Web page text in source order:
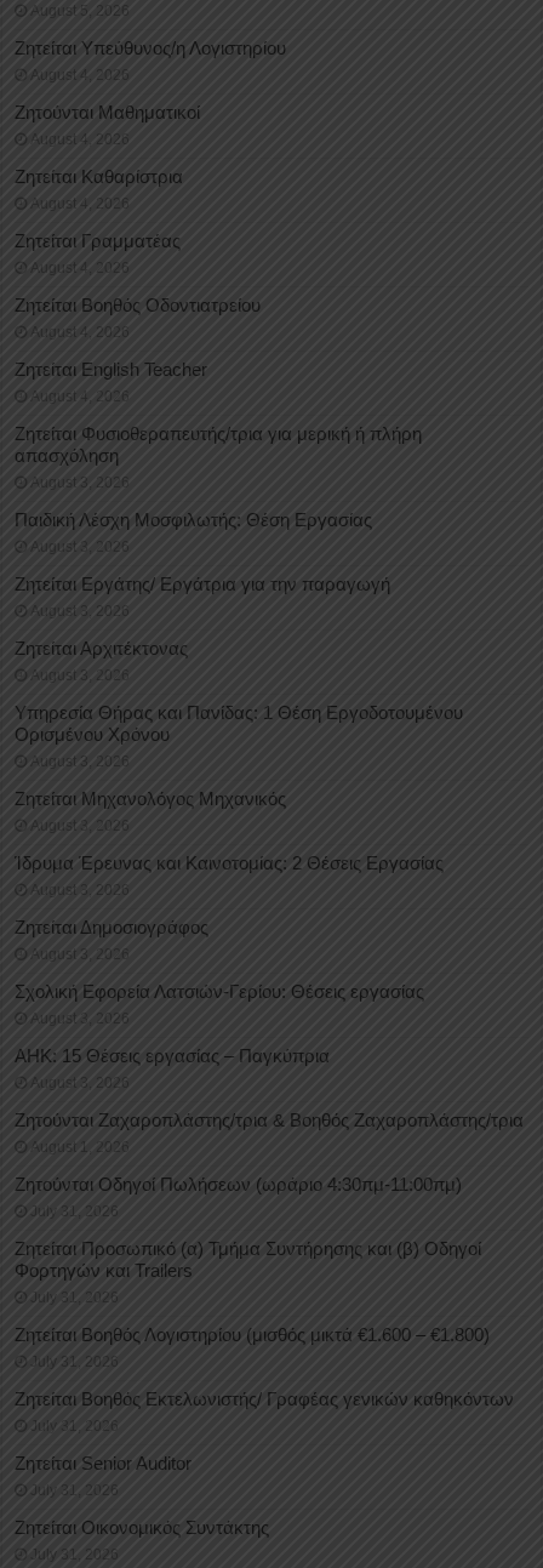
August 5, 2026
Ζητείται Υπεύθυνος/η Λογιστηρίου
August 4, 2026
Ζητούνται Μαθηματικοί
August 4, 2026
Ζητείται Καθαρίστρια
August 4, 2026
Ζητείται Γραμματέας
August 4, 2026
Ζητείται Βοηθός Οδοντιατρείου
August 4, 2026
Ζητείται English Teacher
August 4, 2026
Ζητείται Φυσιοθεραπευτής/τρια για μερική ή πλήρη
απασχόληση
August 3, 2026
Παιδική Λέσχη Μοσφιλωτής: Θέση Εργασίας
August 3, 2026
Ζητείται Εργάτης/ Εργάτρια για την παραγωγή
August 3, 2026
Ζητείται Αρχιτέκτονας
August 3, 2026
Υπηρεσία Θήρας και Πανίδας: 1 Θέση Eργοδοτουμένου
Oρισμένου Xρόνου
August 3, 2026
Ζητείται Μηχανολόγος Μηχανικός
August 3, 2026
Ίδρυμα Έρευνας και Καινοτομίας: 2 Θέσεις Εργασίας
August 3, 2026
Ζητείται Δημοσιογράφος
August 3, 2026
Σχολική Εφορεία Λατσιών-Γερίου: Θέσεις εργασίας
August 3, 2026
ΑΗΚ: 15 Θέσεις εργασίας – Παγκύπρια
August 3, 2026
Ζητούνται Ζαχαροπλάστης/τρια & Βοηθός Ζαχαροπλάστης/τρια
August 1, 2026
Ζητούνται Οδηγοί Πωλήσεων (ωράριο 4:30πμ-11:00πμ)
July 31, 2026
Ζητείται Προσωπικό (α) Τμήμα Συντήρησης και (β) Οδηγοί
Φορτηγών και Trailers
July 31, 2026
Ζητείται Βοηθός Λογιστηρίου (μισθός μικτά €1.600 – €1.800)
July 31, 2026
Ζητείται Βοηθός Εκτελωνιστής/ Γραφέας γενικών καθηκόντων
July 31, 2026
Ζητείται Senior Auditor
July 31, 2026
Ζητείται Οικονομικός Συντάκτης
July 31, 2026